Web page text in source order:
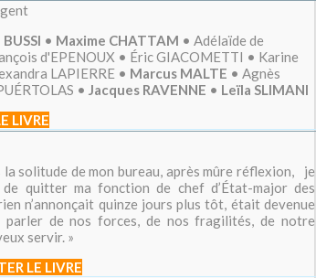
• Maxime CHATTAM • Adélaïde de
d'EPENOUX • Éric GIACOMETTI • Karine
LAPIERRE • Marcus MALTE • Agnès
• Jacques RAVENNE • Leïla SLIMANI
LIVRE
solitude de mon bureau, après mûre réflexion, je
quitter ma fonction de chef d’État-major des
n’annonçait quinze jours plus tôt, était devenue
parler de nos forces, de nos fragilités, de notre
servir. »
LE LIVRE